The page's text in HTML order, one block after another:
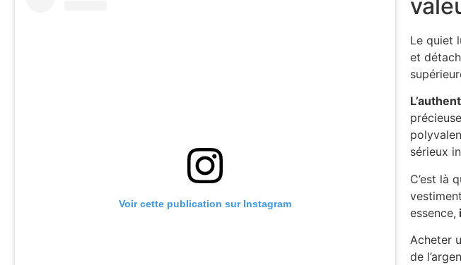
Voir cette publication sur Instagram
Le quiet
et
sérieux
C’est là
essence,
Acheter
de